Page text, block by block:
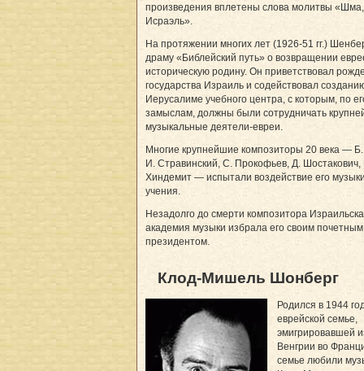
произведения вплетены слова молитвы «Шма,
Исраэль».
На протяжении многих лет (1926-51 гг.)
драму «Библейский путь» о возвращении
историческую родину. Он приветствовал
государства Израиль и содействовал
Иерусалиме учебного центра, с которым, по
замыслам, должны были сотрудничать
музыкальные деятели-евреи.
Многие крупнейшие композиторы 20 века — Б.
И. Стравинский, С. Прокофьев, Д. Шостакович,
Хиндемит — испытали воздействие его
учения.
Незадолго до смерти композитора
академия музыки избрала его своим почетным
президентом.
Клод-Мишель Шонберг
Родился в 1944
еврейской семье,
эмигрировавшей
Венгрии во
семье любили